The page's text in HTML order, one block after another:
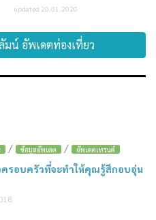
updated 20.01.2020
น์ อัพเดตท่องเที่ยว
/ ข้อมูลอัพเดต / อัพเดตเทรนด์
รอบครัวที่จะทำให้คุณรู้สึกอบอุ่น